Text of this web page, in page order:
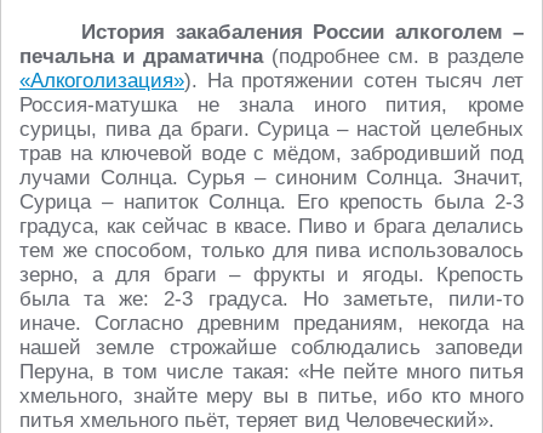
История закабаления России алкоголем –
печальна и драматична(подробнее см. в разделе
«Алкоголизация»). На протяжении сотен тысяч лет
Россия-матушка не знала иного пития, кроме
сурицы, пива да браги. Сурица – настой целебных
трав на ключевой воде с мёдом, забродивший под
лучами Солнца. Сурья – синоним Солнца. Значит,
Сурица – напиток Солнца. Его крепость была 2-3
градуса, как сейчас в квасе. Пиво и брага делались
тем же способом, только для пива использовалось
зерно, а для браги – фрукты и ягоды. Крепость
была та же: 2-3 градуса. Но заметьте, пили-то
иначе. Согласно древним преданиям, некогда на
нашей земле строжайше соблюдались заповеди
Перуна, в том числе такая: «Не пейте много питья
хмельного, знайте меру вы в питье, ибо кто много
питья хмельного пьёт, теряет вид Человеческий».